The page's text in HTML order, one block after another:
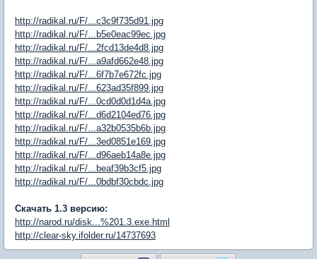
http://radikal.ru/F/...c3c9f735d91.jpg
http://radikal.ru/F/...b5e0eac99ec.jpg
http://radikal.ru/F/...2fcd13de4d8.jpg
http://radikal.ru/F/...a9afd662e48.jpg
http://radikal.ru/F/...6f7b7e672fc.jpg
http://radikal.ru/F/...623ad35f899.jpg
http://radikal.ru/F/...0cd0d0d1d4a.jpg
http://radikal.ru/F/...d6d2104ed76.jpg
http://radikal.ru/F/...a32b0535b6b.jpg
http://radikal.ru/F/...3ed0851e169.jpg
http://radikal.ru/F/...d96aeb14a8e.jpg
http://radikal.ru/F/...beaf39b3cf5.jpg
http://radikal.ru/F/...0bdbf30cbdc.jpg
Скачать 1.3 версию:
http://narod.ru/disk...%201.3.exe.html
http://clear-sky.ifolder.ru/14737693